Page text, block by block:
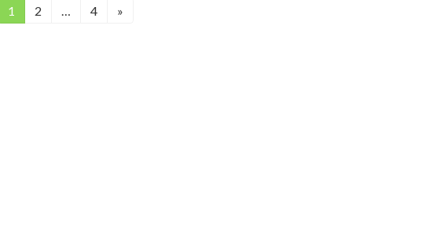
固
1
固
2 …
固
4 »